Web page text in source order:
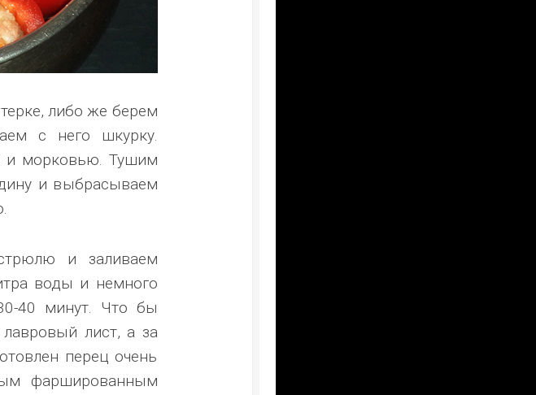
либо же берем
с него шкурку.
и морковью. Тушим
и выбрасываем
и заливаем
воды и немного
40 минут. Что бы
лист, а за
перец очень
фаршированным